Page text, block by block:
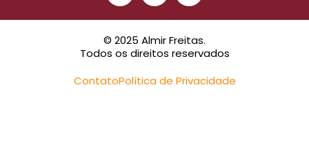
© 2025 Almir Freitas.
Todos os direitos reservados
ContatoPolítica de Privacidade